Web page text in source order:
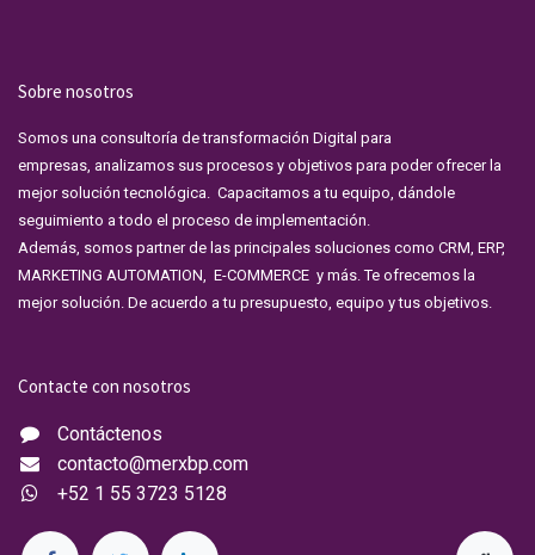
Sobre nosotros
Somos una consultoría de transformación Digital para
empresas, analizamos sus procesos y objetivos para poder ofrecer la
mejor solución tecnológica. Capacitamos a tu equipo, dándole
seguimiento a todo el proceso de implementación.
Además, somos partner de las principales soluciones como CRM, ERP,
MARKETING AUTOMATION, E-COMMERCE y más. Te ofrecemos la
mejor solución. De acuerdo a tu presupuesto, equipo y tus objetivos.
Contacte con nosotros
Contáctenos
contacto@merxbp.com
+52 1 55 3723 5128